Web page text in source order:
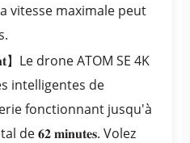
vitesse maximale peut
】Le drone ATOM SE 4K
intelligentes de
fonctionnant jusqu'à
de 𝟔𝟐 𝐦𝐢𝐧𝐮𝐭𝐞𝐬. Volez